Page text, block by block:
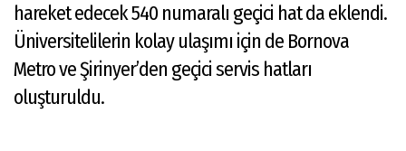
hareket edecek 540 numaralı geçici hat da eklendi.
Üniversitelilerin kolay ulaşımı için de Bornova
Metro ve Şirinyer’den geçici servis hatları
oluşturuldu.